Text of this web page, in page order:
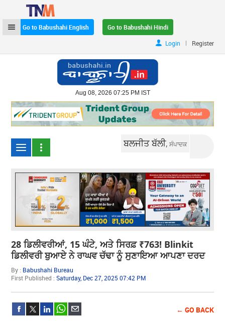
Go to Babushahi English
Go to Babushahi Hindi
Login
| Register
Aug 08, 2026 07:25 PM IST
ਬਲਜੀਤ ਬੱਲੀ,ਸੰਪਾਦਕ
28 ਡਿਲੀਵਰੀਆਂ, 15 ਘੰਟੇ, ਅਤੇ ਸਿਰਫ਼ ₹763! Blinkit
ਡਿਲੀਵਰੀ ਬੁਆਏ ਨੇ ਰਾਘਵ ਚੱਢਾ ਨੂੰ ਸੁਣਾਇਆ ਆਪਣਾ ਦਰਦ
By : Babushahi Bureau
First Published :Saturday, Dec 27, 2025 07:42 PM
← GO BACK